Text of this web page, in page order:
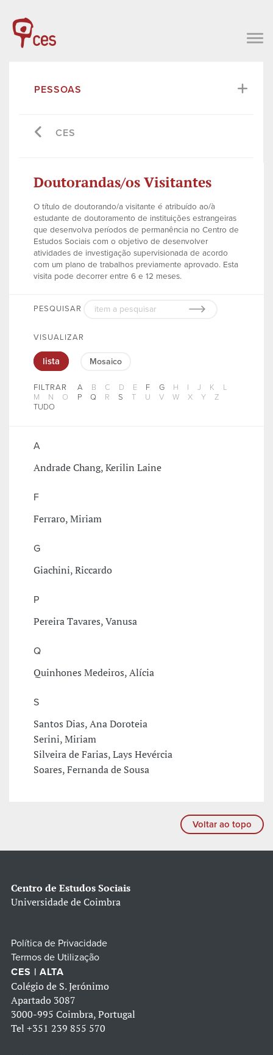
PESSOAS
CES
Doutorandas/os Visitantes
O título de doutorando/a visitante é atribuído ao/à
estudante de doutoramento de instituições estrangeiras
que desenvolva períodos de permanência no Centro de
Estudos Sociais com o objetivo de desenvolver
atividades de investigação supervisionada de acordo
com um plano de trabalhos previamente aprovado. Esta
visita pode decorrer entre 6 e 12 meses.
PESQUISAR
VISUALIZAR
lista Mosaico
FILTRAR A B C D E F G H I J K
L
M
N O P Q R S T U V W X Y
Z
TUDO
A
Andrade Chang, Kerilin Laine
F
Ferraro, Miriam
G
Giachini, Riccardo
P
Pereira Tavares, Vanusa
Q
Quinhones Medeiros, Alícia
S
Santos Dias, Ana Doroteia
Serini, Miriam
Silveira de Farias, Lays Hevércia
Soares, Fernanda de Sousa
Voltar ao topo
Centro de Estudos Sociais
Universidade de Coimbra
Política de Privacidade
Termos de Utilização
CES | ALTA
Colégio de S. Jerónimo
Apartado 3087
3000-995 Coimbra, Portugal
Tel +351 239 855 570